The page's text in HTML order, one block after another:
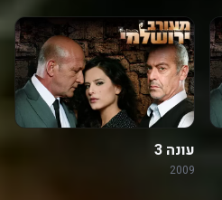
עונה 3
2009